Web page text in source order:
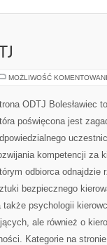
MOŻLIWOŚĆ
ODTJ Bolesławiec
poświęcona jest
kompetencji za
odbiorca odnajdzie
bezpiecznego
psychologii
ale również o
Kategorie na